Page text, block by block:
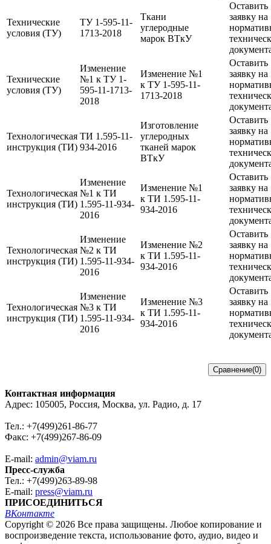
Технические
условия (ТУ)
ТУ 1-595-11-
1713-2018
Ткани
углеродные
марок ВТкУ
Оставить
заявку на
Технические
условия (ТУ)
Изменение
№1 к ТУ 1-
595-11-1713-
2018
Изменение №1
к ТУ 1-595-11-
1713-2018
Оставить
заявку на
Технологическая
инструкция (ТИ)
ТИ 1.595-11-
934-2016
Изготовление
углеродных
тканей марок
ВТкУ
Оставить
заявку на
Технологическая
инструкция (ТИ)
Изменение
№1 к ТИ
1.595-11-934-
2016
Изменение №1
к ТИ 1.595-11-
934-2016
Оставить
заявку на
Технологическая
инструкция (ТИ)
Изменение
№2 к ТИ
1.595-11-934-
2016
Изменение №2
к ТИ 1.595-11-
934-2016
Оставить
заявку на
Технологическая
инструкция (ТИ)
Изменение
№3 к ТИ
1.595-11-934-
2016
Изменение №3
к ТИ 1.595-11-
934-2016
Оставить
заявку на
Контактная информация
Адрес: 105005, Россия, Москва, ул. Радио, д. 17
Тел.: +7(499)261-86-77
Факс: +7(499)267-86-09
E-mail: admin@viam.ru
Пресс-служба
Тел.: +7(499)263-89-98
E-mail: press@viam.ru
ПРИСОЕДИНИТЬСЯ
ВКонтакте
Copyright © 2026 Все права защищены. Любое копирование и
воспроизведение текста, использование фото, аудио, видео и